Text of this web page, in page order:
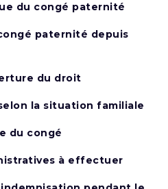
du congé paternité
paternité depuis
du droit
la situation familiale
du congé
à effectuer